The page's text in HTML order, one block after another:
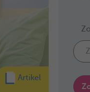
Artikel